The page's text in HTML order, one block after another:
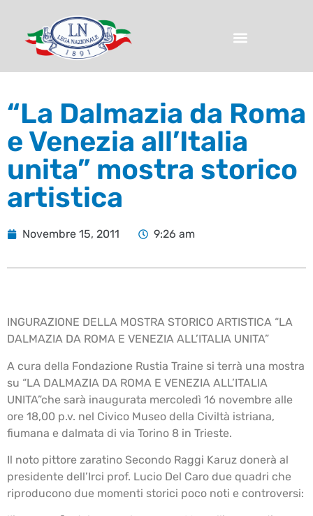
“La Dalmazia da Roma
e Venezia all’Italia
unita” mostra storico
artistica
Novembre 15, 2011 9:26 am
INGURAZIONE DELLA MOSTRA STORICO ARTISTICA “LA
DALMAZIA DA ROMA E VENEZIA ALL’ITALIA UNITA”
A cura della Fondazione Rustia Traine si terrà una mostra
su “LA DALMAZIA DA ROMA E VENEZIA ALL’ITALIA
UNITA”che sarà inaugurata mercoledì 16 novembre alle
ore 18,00 p.v. nel Civico Museo della Civiltà istriana,
fiumana e dalmata di via Torino 8 in Trieste.
Il noto pittore zaratino Secondo Raggi Karuz donerà al
presidente dell’Irci prof. Lucio Del Caro due quadri che
riproducono due momenti storici poco noti e controversi: